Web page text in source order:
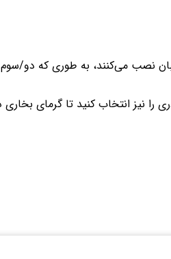
نصب می‌کنند، به طوری که دو/
را نیز انتخاب کنید تا گرمای